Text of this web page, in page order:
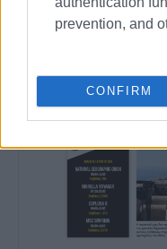
prevention, and
CONFIRM